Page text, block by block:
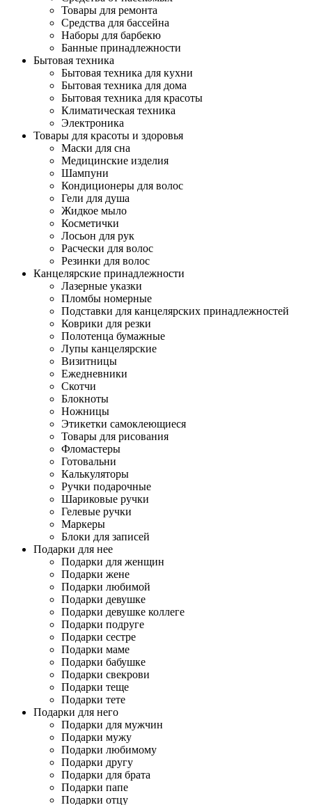
Товары для ремонта
Средства для бассейна
Наборы для барбекю
Банные принадлежности
Бытовая техника
Бытовая техника для кухни
Бытовая техника для дома
Бытовая техника для красоты
Климатическая техника
Электроника
Товары для красоты и здоровья
Маски для сна
Медицинские изделия
Шампуни
Кондиционеры для волос
Гели для душа
Жидкое мыло
Косметички
Лосьон для рук
Расчески для волос
Резинки для волос
Канцелярские принадлежности
Лазерные указки
Пломбы номерные
Подставки для канцелярских принадлежностей
Коврики для резки
Полотенца бумажные
Лупы канцелярские
Визитницы
Ежедневники
Скотчи
Блокноты
Ножницы
Этикетки самоклеющиеся
Товары для рисования
Фломастеры
Готовальни
Калькуляторы
Ручки подарочные
Шариковые ручки
Гелевые ручки
Маркеры
Блоки для записей
Подарки для нее
Подарки для женщин
Подарки жене
Подарки любимой
Подарки девушке
Подарки девушке коллеге
Подарки подруге
Подарки сестре
Подарки маме
Подарки бабушке
Подарки свекрови
Подарки теще
Подарки тете
Подарки для него
Подарки для мужчин
Подарки мужу
Подарки любимому
Подарки другу
Подарки для брата
Подарки папе
Подарки отцу